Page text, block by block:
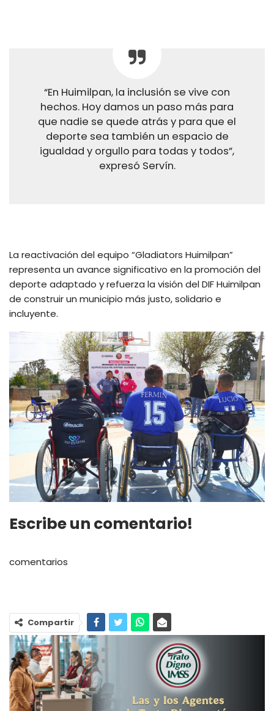
“En Huimilpan, la inclusión se vive con
hechos. Hoy damos un paso más para
que nadie se quede atrás y para que el
deporte sea también un espacio de
igualdad y orgullo para todas y todos”,
expresó Servín.
La reactivación del equipo “Gladiators Huimilpan”
representa un avance significativo en la promoción del
deporte adaptado y refuerza la visión del DIF Huimilpan
de construir un municipio más justo, solidario e
incluyente.
Escribe un comentario!
comentarios
Compartir